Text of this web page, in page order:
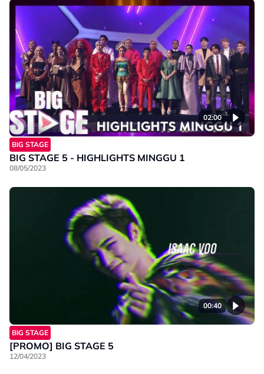
02:00
BIG STAGE
BIG STAGE 5 - HIGHLIGHTS MINGGU 1
08/05/2023
00:40
BIG STAGE
[PROMO] BIG STAGE 5
12/04/2023